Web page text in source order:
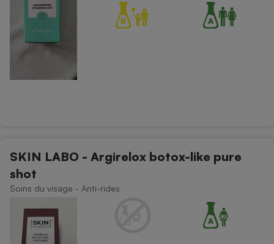
SKIN LABO - Argirelox botox-like pure
shot
Soins du visage - Anti-rides